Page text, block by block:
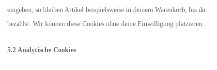
eingeben, so bleiben Artikel beispielsweise in deinem Warenkorb, bis du
bezahlst. Wir können diese Cookies ohne deine Einwilligung platzieren.
5.2 Analytische Cookies